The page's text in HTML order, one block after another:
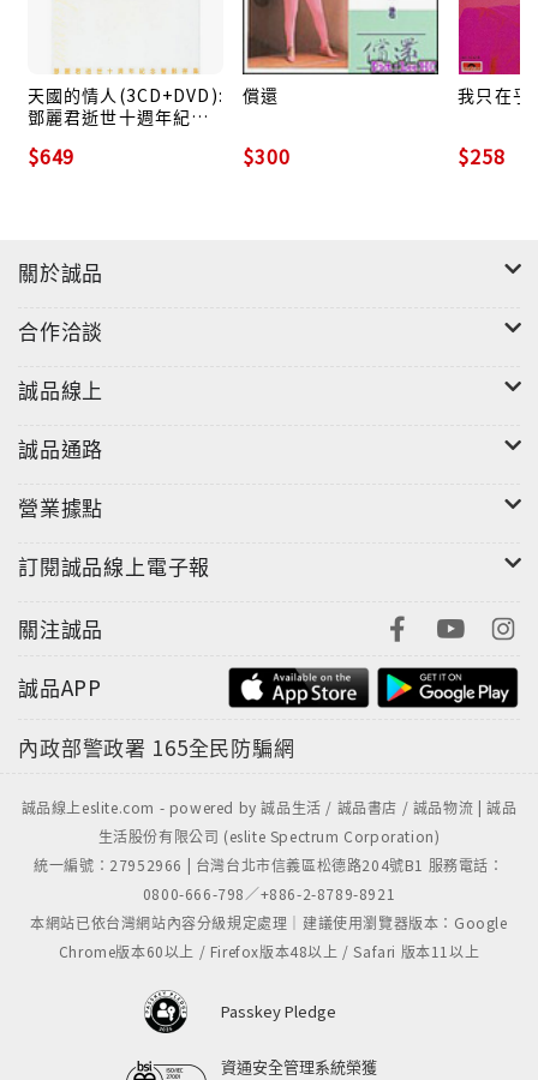
天國的情人(3CD+DVD):
鄧麗君逝世十週年紀念
$649
償還
$300
我只在乎
$258
關於誠品
合作洽談
誠品線上
誠品通路
營業據點
訂閱誠品線上電子報
關注誠品
誠品APP
內政部警政署 165全民防騙網
誠品線上eslite.com - powered by 誠品生活 / 誠品書店 / 誠品物流 | 誠品
生活股份有限公司 (eslite Spectrum Corporation)
統一編號：27952966 | 台灣台北市信義區松德路204號B1 服務電話：
0800-666-798／+886-2-8789-8921
本網站已依台灣網站內容分級規定處理｜建議使用瀏覽器版本：Google
Chrome版本60以上 / Firefox版本48以上 / Safari 版本11以上
Passkey Pledge
資通安全管理系統榮獲